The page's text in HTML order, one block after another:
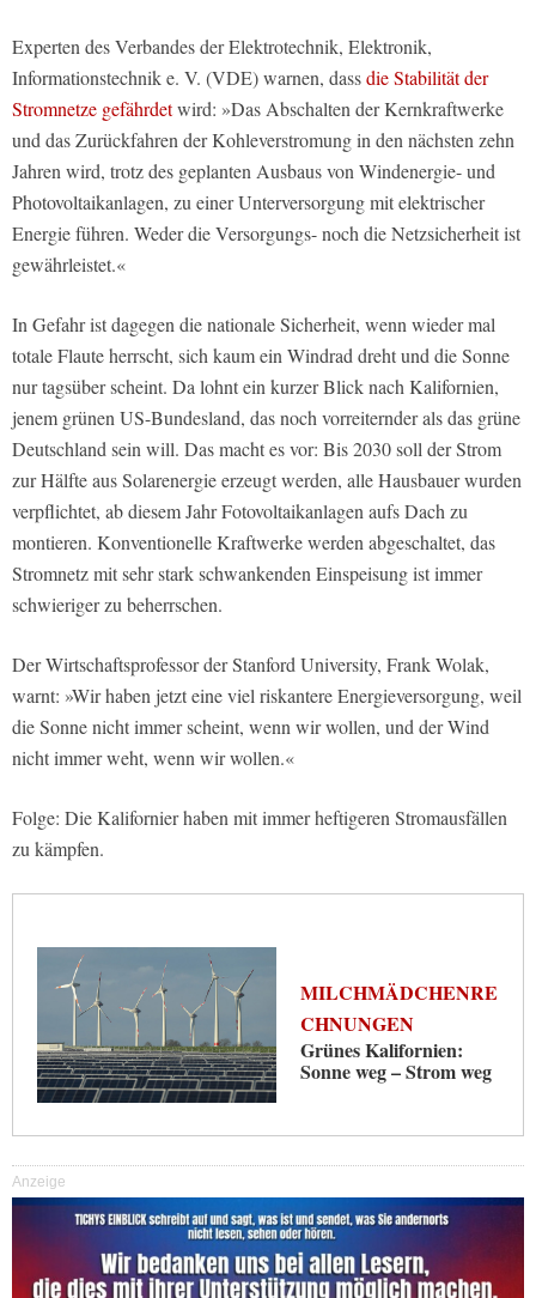
Experten des Verbandes der Elektrotechnik, Elektronik,
Informationstechnik e. V. (VDE) warnen, dassdie Stabilität der
Stromnetze gefährdetwird: »Das Abschalten der Kernkraftwerke
und das Zurückfahren der Kohleverstromung in den nächsten zehn
Jahren wird, trotz des geplanten Ausbaus von Windenergie- und
Photovoltaikanlagen, zu einer Unterversorgung mit elektrischer
Energie führen. Weder die Versorgungs- noch die Netzsicherheit ist
gewährleistet.«
In Gefahr ist dagegen die nationale Sicherheit, wenn wieder mal
totale Flaute herrscht, sich kaum ein Windrad dreht und die Sonne
nur tagsüber scheint. Da lohnt ein kurzer Blick nach Kalifornien,
jenem grünen US-Bundesland, das noch vorreiternder als das grüne
Deutschland sein will. Das macht es vor: Bis 2030 soll der Strom
zur Hälfte aus Solarenergie erzeugt werden, alle Hausbauer wurden
verpflichtet, ab diesem Jahr Fotovoltaikanlagen aufs Dach zu
montieren. Konventionelle Kraftwerke werden abgeschaltet, das
Stromnetz mit sehr stark schwankenden Einspeisung ist immer
schwieriger zu beherrschen.
Der Wirtschaftsprofessor der Stanford University, Frank Wolak,
warnt: »Wir haben jetzt eine viel riskantere Energieversorgung, weil
die Sonne nicht immer scheint, wenn wir wollen, und der Wind
nicht immer weht, wenn wir wollen.«
Folge: Die Kalifornier haben mit immer heftigeren Stromausfällen
zu kämpfen.
MILCHMÄDCHENRE
CHNUNGEN
Grünes Kalifornien:
Sonne weg – Strom weg
Anzeige